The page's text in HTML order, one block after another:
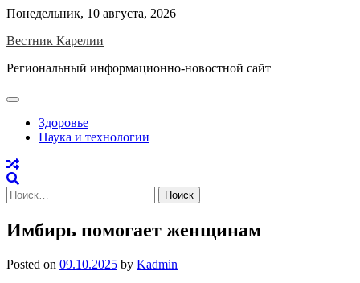
Skip
content
Понедельник, 10 августа, 2026
Вестник Карелии
Региональный информационно-новостной сайт
Здоровье
Наука и технологии
Найти:
Имбирь помогает женщинам
Posted on 09.10.2025 by Kadmin